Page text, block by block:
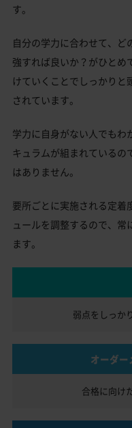
す。
自分の学力に合わせて、ど
強すれば良いか？がひとめ
けていくことでしっかりと
されています。
学力に自身がない人でもわ
キュラムが組まれている
はありません。
要所ごとに実施される定着
ュールを調整するので、常
ます。
弱点をしっか
オーダー
合格に向け